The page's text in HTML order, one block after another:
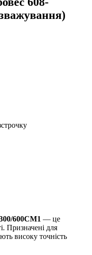
600СМ1 — це
Призначені для
високу точність